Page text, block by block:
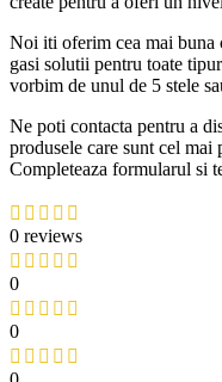
Noi iti oferim cea mai buna
gasi solutii pentru toate
vorbim de unul de 5 stele
Ne poti contacta pentru a
produsele care sunt cel mai
Completeaza formularul si
0 reviews
0
0